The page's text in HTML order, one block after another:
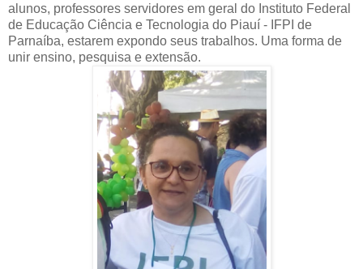
alunos, professores servidores em geral do Instituto Federal
de Educação Ciência e Tecnologia do Piauí - IFPI de
Parnaíba, estarem expondo seus trabalhos. Uma forma de
unir ensino, pesquisa e extensão.